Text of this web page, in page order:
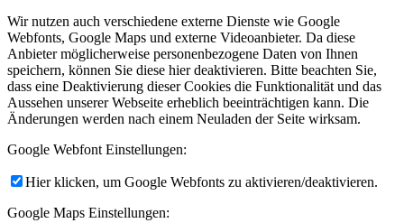
Wir nutzen auch verschiedene externe Dienste wie Google
Webfonts, Google Maps und externe Videoanbieter. Da diese
Anbieter möglicherweise personenbezogene Daten von Ihnen
speichern, können Sie diese hier deaktivieren. Bitte beachten Sie,
dass eine Deaktivierung dieser Cookies die Funktionalität und das
Aussehen unserer Webseite erheblich beeinträchtigen kann. Die
Änderungen werden nach einem Neuladen der Seite wirksam.
Google Webfont Einstellungen:
Hier klicken, um Google Webfonts zu aktivieren/deaktivieren.
Google Maps Einstellungen: